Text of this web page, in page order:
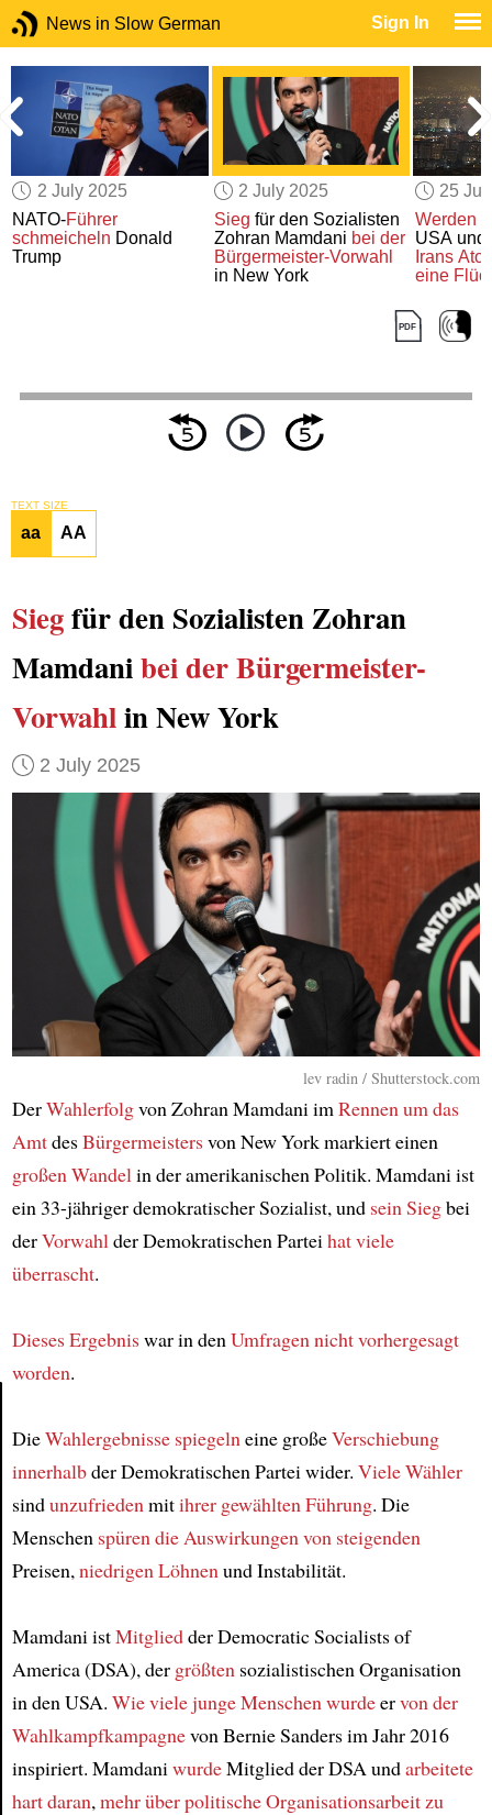
News in Slow German Sign In
2 July 2025
NATO-Führer
schmeicheln Donald
Trump
2 July 2025
Sieg für den Sozialisten
Zohran Mamdani bei der
Bürgermeister-Vorwahl
in New York
25
Werden
USA
Irans
eine
Article
TEXT SIZE
aa AA
Siegfür den Sozialisten Zohran
Mamdanibei der Bürgermeister-
Vorwahlin New York
2 July 2025
lev radin / Shutterstock.com
DerWahlerfolgvon Zohran Mamdani imRennen um das
AmtdesBürgermeistersvon New York markiert einen
großen Wandelin der amerikanischen Politik. Mamdani ist
ein 33-jähriger demokratischer Sozialist, und sein Siegbei
derVorwahlder Demokratischen Parteihat viele
überrascht.
Dieses Ergebniswar in denUmfragennicht vorhergesagt
worden.
DieWahlergebnisse spiegelneine großeVerschiebung
innerhalbder Demokratischen Partei wider. Viele Wähler
sindunzufriedenmitihrer gewählten Führung. Die
Menschen spüren die Auswirkungenvon steigenden
Preisen,niedrigen Löhnenund Instabilität.
Mamdani istMitgliedder Democratic Socialists of
America (DSA), der größtensozialistischen Organisation
in den USA. Wie viele junge Menschenwurdeervon der
Wahlkampfkampagnevon Bernie Sanders im Jahr 2016
inspiriert. MamdaniwurdeMitglied der DSA undarbeitete
hart daran,mehr über politische Organisationsarbeitzu